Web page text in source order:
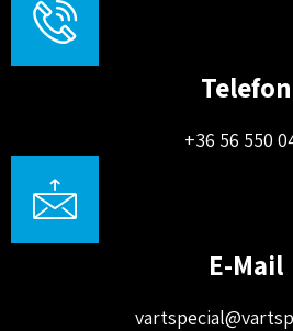
Telefon
+36 56 550
E-Mail